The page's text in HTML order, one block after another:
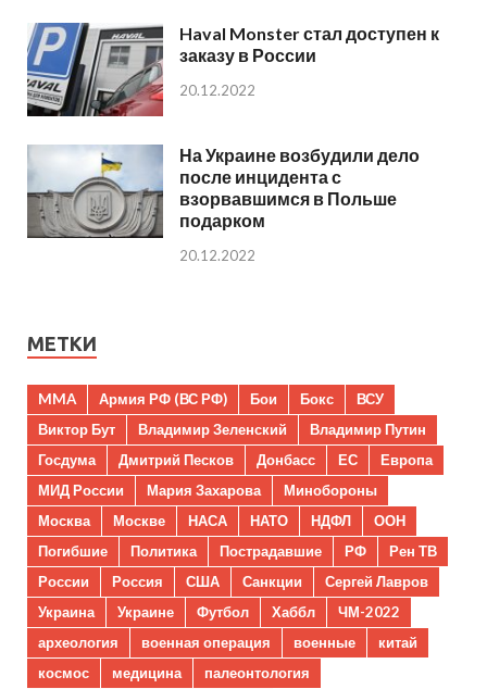
Haval Monster стал доступен к
заказу в России
20.12.2022
На Украине возбудили дело
после инцидента с
взорвавшимся в Польше
подарком
20.12.2022
МЕТКИ
MMA Армия РФ (ВС РФ) Бои Бокс
ВСУ
Виктор Бут
Владимир Зеленский
Владимир Путин
Госдума
Дмитрий Песков Донбасс ЕС
Европа
МИД России
Мария Захарова
Минобороны
Москва
Москве НАСА НАТО НДФЛ
ООН
Погибшие
Политика Пострадавшие РФ
Рен ТВ
России
Россия США Санкции
Сергей Лавров
Украина
Украине Футбол Хаббл
ЧМ-2022
археология
военная операция военные
китай
космос
медицина
палеонтология